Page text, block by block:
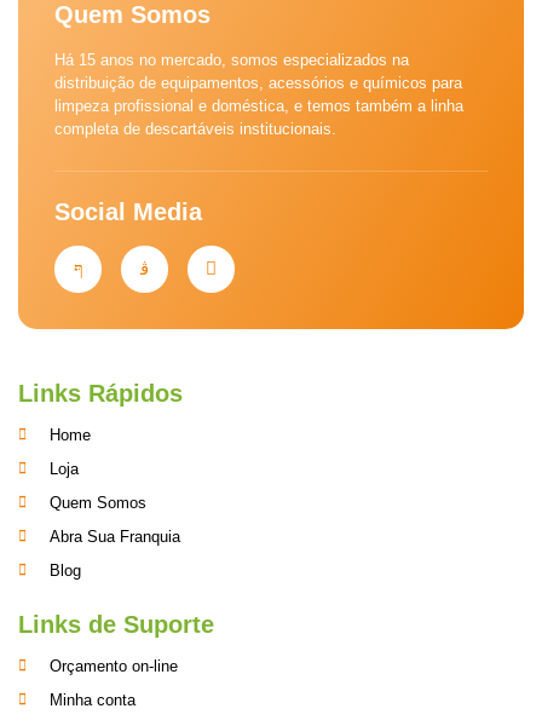
Quem Somos
Há 15 anos no mercado, somos especializados na
distribuição de equipamentos, acessórios e químicos para
limpeza profissional e doméstica, e temos também a linha
completa de descartáveis institucionais.
Social Media
Links Rápidos
Home
Loja
Quem Somos
Abra Sua Franquia
Blog
Links de Suporte
Orçamento on-line
Minha conta